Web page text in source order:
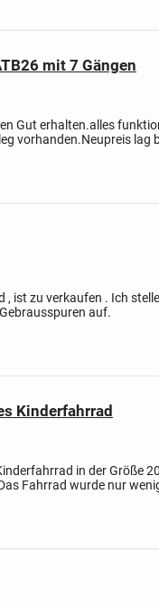
mit 7 Gängen
Gut erhalten.alles
vorhanden.Neupreis lag
, ist zu verkaufen . Ich
auf.
Kinderfahrrad
in der Größe
Fahrrad wurde nur